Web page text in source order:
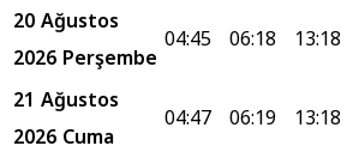
20 Ağustos
2026 Perşembe
04:45 06:18 13:18
21 Ağustos
2026 Cuma
04:47 06:19 13:18